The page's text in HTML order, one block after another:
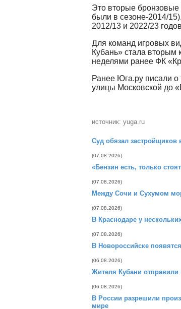
Это вторые бронзовые
были в сезоне-2014/
2012/13 и 2022/23
Для команд игровых
Кубань» стала вторым
неделями ранее ФК
Ранее Юга.ру писали о
улицы Московской до
источник: yuga.ru
Суд обязал застройщиков
(07.08.2026)
«Бензин есть, только
(07.08.2026)
Между Сочи и Сухумом
(07.08.2026)
В Краснодаре у
(07.08.2026)
В Новороссийске
(06.08.2026)
Жителя Кубани отправили
(06.08.2026)
В России разрешили
мире